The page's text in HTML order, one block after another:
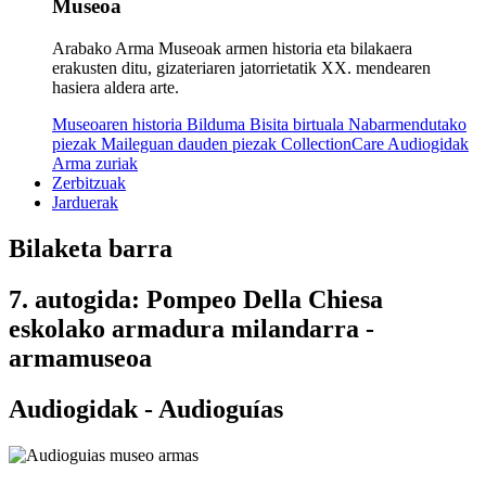
Museoa
Arabako Arma Museoak armen historia eta bilakaera
erakusten ditu, gizateriaren jatorrietatik XX. mendearen
hasiera aldera arte.
Museoaren historia Bilduma Bisita birtuala Nabarmendutako
piezak Maileguan dauden piezak CollectionCare Audiogidak
Arma zuriak
Zerbitzuak
Jarduerak
Bilaketa barra
7. autogida: Pompeo Della Chiesa
eskolako armadura milandarra -
armamuseoa
Audiogidak - Audioguías